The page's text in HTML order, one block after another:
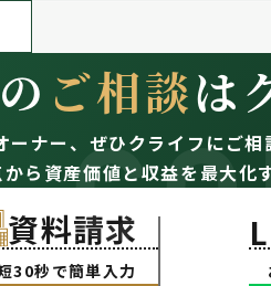
の ご相談は
ナー、 ぜひクライフにご相
ら資産価値と収益を最大化
資料請求
30秒で簡単入力